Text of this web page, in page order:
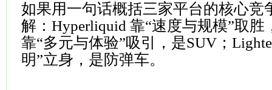
如果用一句话概括三家平台的核心竞
解：Hyperliquid 靠“速度与规模”取胜
靠“多元与体验”吸引，是SUV；
明”立身，是防弹车。